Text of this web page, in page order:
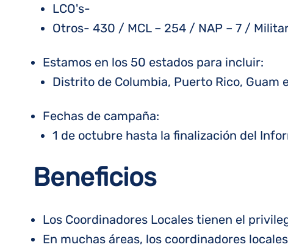
LCO's-
Otros- 430 / MCL – 254 / NAP – 7 /
Estamos en los 50 estados para incluir:
Distrito de Columbia, Puerto Rico, Guam
Fechas de campaña:
1 de octubre hasta la finalización del
Beneficios
Los Coordinadores Locales tienen el
En muchas áreas, los coordinadores